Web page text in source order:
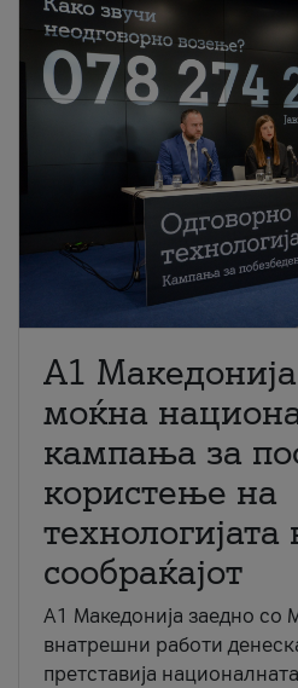
A1
моќна
кампања за
користење на
технологијата
сообраќајот
A1 Македонија заедно со
внатрешни работи
претставија